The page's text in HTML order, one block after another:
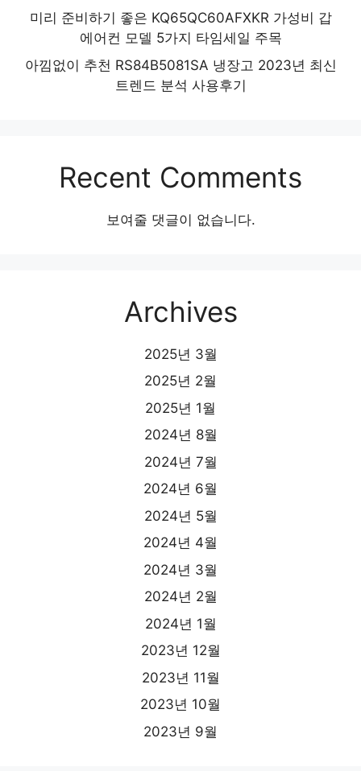
미리 준비하기 좋은 KQ65QC60AFXKR 가성비 갑
에어컨 모델 5가지 타임세일 주목
아낌없이 추천 RS84B5081SA 냉장고 2023년 최신
트렌드 분석 사용후기
Recent Comments
보여줄 댓글이 없습니다.
Archives
2025년 3월
2025년 2월
2025년 1월
2024년 8월
2024년 7월
2024년 6월
2024년 5월
2024년 4월
2024년 3월
2024년 2월
2024년 1월
2023년 12월
2023년 11월
2023년 10월
2023년 9월